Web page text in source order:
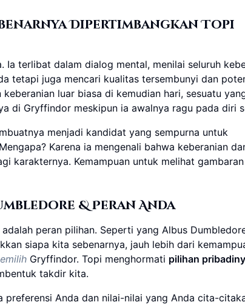
Dipertimbangkan Topi
terlibat dalam dialog mental, menilai seluruh
tetapi juga mencari kualitas tersembunyi dan
luar biasa di kemudian hari, sesuatu
di Gryffindor meskipun ia awalnya ragu pada diri
menjadi kandidat yang sempurna untuk
Karena ia mengenali bahwa keberanian
karakternya. Kemampuan untuk melihat gambaran
& Peran Anda
peran pilihan. Seperti yang Albus
siapa kita sebenarnya, jauh lebih dari
Gryffindor. Topi menghormati pilihan
takdir kita.
Anda dan nilai-nilai yang Anda cita-